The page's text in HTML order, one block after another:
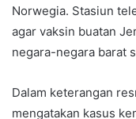
Norwegia. Stasiun
agar vaksin buatan
negara-negara barat
Dalam keterangan
mengatakan kasus